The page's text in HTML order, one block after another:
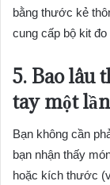
bằng thước kẻ
cung cấp bộ kit
5. Bao lâu
tay một
Bạn không cần
bạn nhận thấy
hoặc kích thước